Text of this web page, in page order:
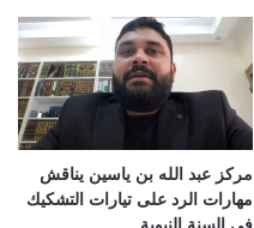
مركز عبد الله بن ياسين يناقش
مهارات الرد على تيارات التشكيك